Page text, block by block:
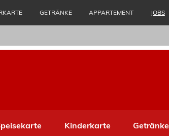
GETRÄNKE APPARTEMENT JOBS
Kinderkarte Getränke